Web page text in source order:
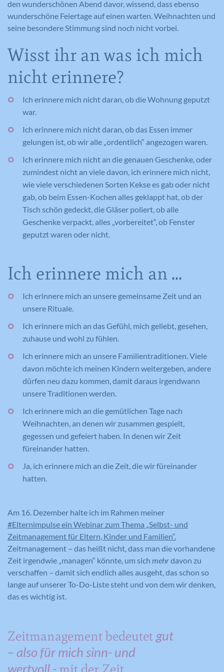
den wunderschönen Abend davor, wissend, dass ebenso
wunderschöne Feiertage auf einen warten. Weihnachten und
seine besondere Stimmung sind noch nicht vorbei.
Wisst ihr an was ich mich
nicht erinnere?
Ich erinnere mich nicht daran, ob die Wohnung geputzt
war.
Ich erinnere mich nicht daran, ob das Essen immer
gelungen ist, ob wir alle „ordentlich“ angezogen waren.
Ich erinnere mich nicht an die genauen Geschenke, oder
zumindest nicht an viele davon, ich erinnere mich nicht,
wie viele verschiedenen Sorten Kekse es gab oder nicht
gab, ob beim Essen-Kochen alles geklappt hat, ob der
Tisch schön gedeckt, die Gläser poliert, ob alle
Geschenke verpackt, alles „vorbereitet“, ob Fenster
geputzt waren oder nicht.
Ich erinnere mich an ...
Ich erinnere mich an unsere gemeinsame Zeit und an
unsere Rituale.
Ich erinnere mich an das Gefühl, mich geliebt, gesehen,
zuhause und wohl zu fühlen.
Ich erinnere mich an unsere Familientraditionen. Viele
davon möchte ich meinen Kindern weitergeben, andere
dürfen neu dazu kommen, damit daraus irgendwann
unsere Traditionen werden.
Ich erinnere mich an die gemütlichen Tage nach
Weihnachten, an denen wir zusammen gespielt,
gegessen und gefeiert haben. In denen wir Zeit
füreinander hatten.
Ja, ich erinnere mich an die Zeit, die wir füreinander
hatten.
Am 16. Dezember halte ich im Rahmen meiner
#Elternimpulse ein Webinar zum Thema „Selbst- und
Zeitmanagement für Eltern, Kinder und Familien“.
Zeitmanagement – das heißt nicht, dass man die vorhandene
Zeit irgendwie „managen“ könnte, um sich mehrdavon zu
verschaffen – damit sich endlich alles ausgeht, das schon so
lange auf unserer To-Do-Liste steht und von dem wir denken,
das es wichtig ist.
Zeitmanagement bedeutetgut
– also für mich sinn- und
wertvoll -